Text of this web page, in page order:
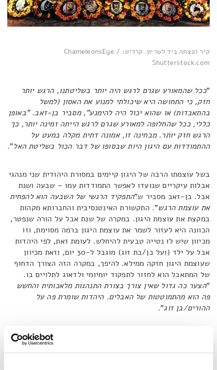
קיר הנצחה ביד לשריון. קרדיט: ChameleonsEye /
Shutterstock.com
"ככל שהמאורע שגרם לרגש היה יותר בשליטתנו, הרגש יותר
חזק, כי התחושה היא שיכולתי למנוע את האסון (למשל
בהתאבדות) או שהוא יכול היה להימנע", מסביר בן-זאב. "באופן
כללי, ככל שהחלופה למאורע שגרם לרגש הייתה זמינה יותר, כך
הרגש חזק יותר. מבחינה זו, אמונה דתית מקלה במעט על
ההתמודדות עם היגון היות שבסופו של דבר הכול בשליטת האל".
בשל עוצמתו הרבה של היגון קיימים במסורת היהודית שני מנהגי
אבלות עיקריים שנועדו לאפשר התמודדות עמו – שבעה ושנת
אבל. בן-זאב מסביר ש"התפקיד הרגשי של השבעה הוא להפחית
את עוצמת הרגש". התקשורת האינטנסיבית והחברותא מקהות
במקצת את עוצמת היגון. במקרה של שנת אבל על הורה שנפטר,
הכוונה היא לעזור לשמר את עוצמת היגון ברמה מסוימת, וזו
מכיוון שיש לו נטייה טבעית להיחלש. לעומת זאת, לפי היהדות
אבל על ילד (ועל בן/בת זוג) מוגבל ל-30 יום, וזאת מכיוון
שעוצמת היגון חזקה ממילא. להיפך, במקרה הזה הצורך הדחוף
של המתאבל הוא לחזור לתפקוד יומיומי ולדאוג לתלויים בו.
"הצער כה גדול שאין צורך בצורת התנהגות מלאכותית והחשש
פה הוא מהתמוטטות של האבלים. היהדות שומרת פה על
ההורים/בן זוג".